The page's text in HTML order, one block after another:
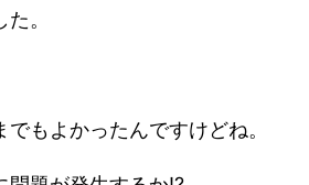
。
もよかったんですけどね。